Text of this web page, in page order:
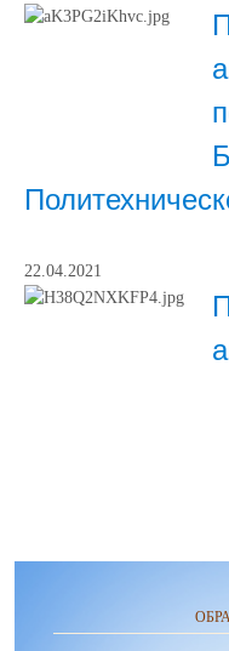
22.04.2021